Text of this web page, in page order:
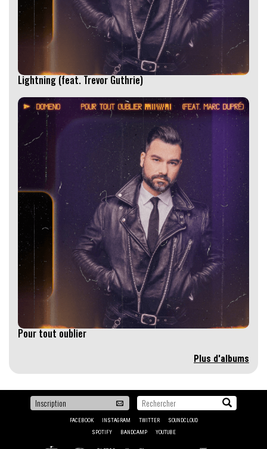
Lightning (feat. Trevor Guthrie)
Pour tout oublier
Plus d'albums
Pour
premiers
Recherche...
FACEBOOK INSTAGRAM TWITTER
SOUNDCLOUD
SPOTIFY
BANDCAMP YOUTUBE